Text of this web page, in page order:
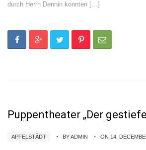
durch Herrn Dennin konnten […]
Puppentheater „Der
APFELSTÄDT BY ADMIN ON 14.